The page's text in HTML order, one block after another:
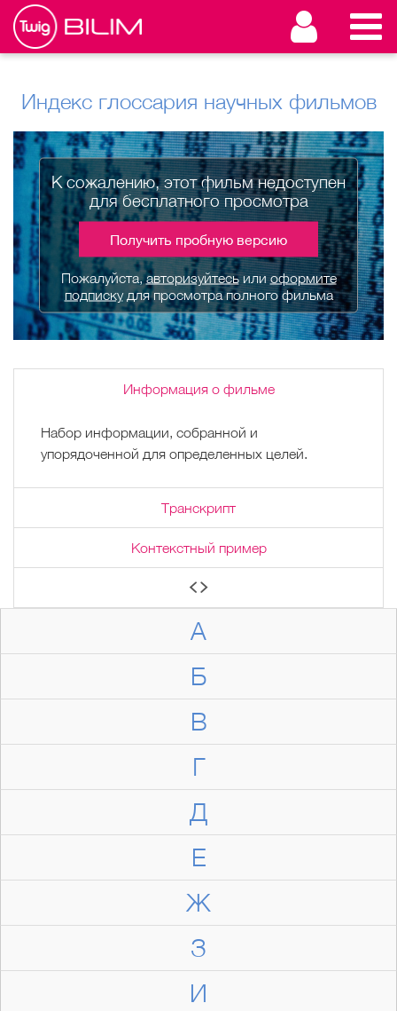
Индекс глоссария научных фильмов
А
Б
В
Г
Д
Е
Ж
З
И
К сожалению, этот фильм недоступен
для бесплатного просмотра
Получить пробную версию
Пожалуйста,авторизуйтесьилиоформите
подпискудля просмотра полного фильма
Информация о фильме
Набор информации, собранной и
упорядоченной для определенных целей.
Транскрипт
Контекстный пример